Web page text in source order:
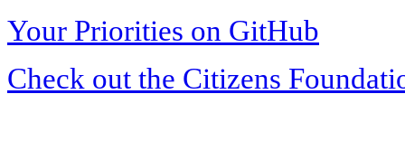
Your Priorities on GitHub
Check out the Citizens